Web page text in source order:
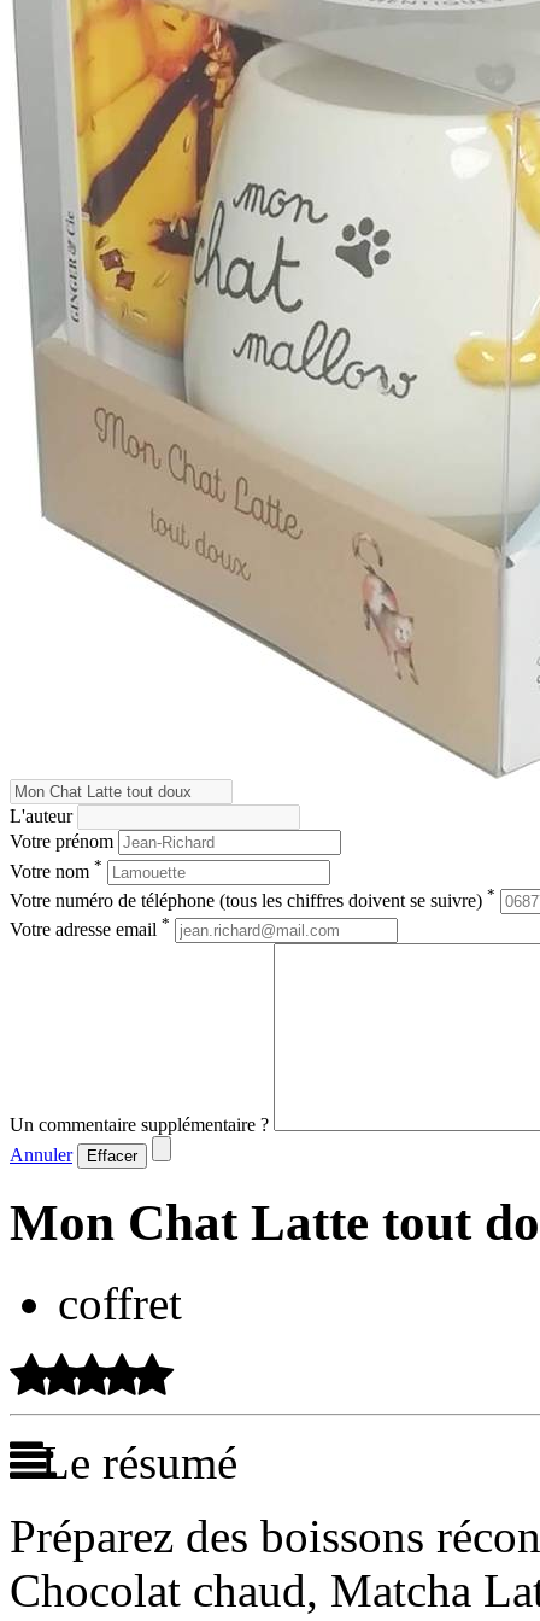
L'auteur
Votre prénom
Votre nom *
Votre numéro de téléphone (tous les chiffres doivent se suivre) *
Votre adresse email *
Un commentaire supplémentaire ?
Annuler
Effacer
Mon Chat Latte tout
coffret
Le résumé
Préparez des boissons
Chocolat chaud, Matcha